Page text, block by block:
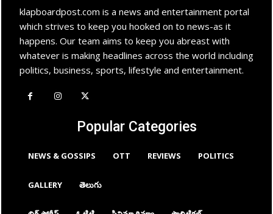
klapboardpost.com is a news and entertainment portal
which strives to keep you hooked on to news-as it
happens. Our team aims to keep you abreast with
whatever is making headlines across the world including
politics, business, sports, lifestyle and entertainment.
Popular Categories
NEWS & GOSSIPS OTT REVIEWS POLITICS
GALLERY తెలుగు